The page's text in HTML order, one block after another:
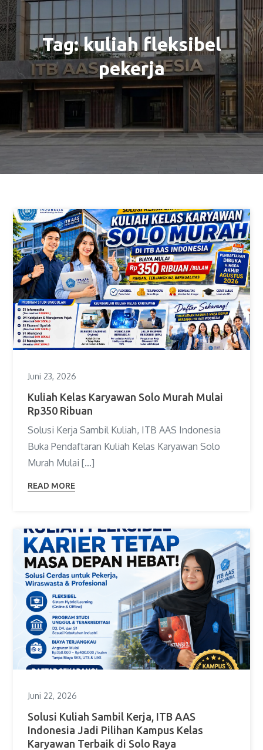
Tag:kuliah fleksibel
pekerja
Juni 23, 2026
Kuliah Kelas Karyawan Solo Murah Mulai
Rp350 Ribuan
Solusi Kerja Sambil Kuliah, ITB AAS Indonesia
Buka Pendaftaran Kuliah Kelas Karyawan Solo
Murah Mulai […]
READ MORE
Juni 22, 2026
Solusi Kuliah Sambil Kerja, ITB AAS
Indonesia Jadi Pilihan Kampus Kelas
Karyawan Terbaik di Solo Raya